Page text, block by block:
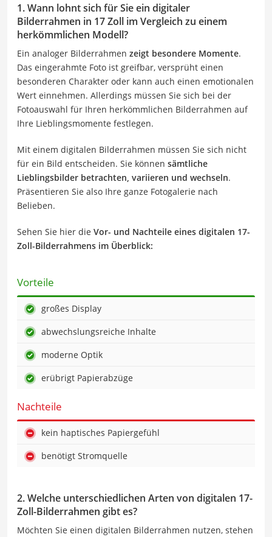
1. Wann lohnt sich für Sie ein digitaler
Bilderrahmen in 17 Zoll im Vergleich zu einem
herkömmlichen Modell?
Ein analoger Bilderrahmen zeigt besondere Momente.
Das eingerahmte Foto ist greifbar, versprüht einen
besonderen Charakter oder kann auch einen emotionalen
Wert einnehmen. Allerdings müssen Sie sich bei der
Fotoauswahl für Ihren herkömmlichen Bilderrahmen auf
Ihre Lieblingsmomente festlegen.
Mit einem digitalen Bilderrahmen müssen Sie sich nicht
für ein Bild entscheiden. Sie können sämtliche
Lieblingsbilder betrachten , variieren und wechseln.
Präsentieren Sie also Ihre ganze Fotogalerie nach
Belieben.
Sehen Sie hier die Vor- und Nachteile eines digitalen 17-
Zoll-Bilderrahmens im Überblick:
Vorteile
großes Display
abwechslungsreiche Inhalte
moderne Optik
erübrigt Papierabzüge
Nachteile
kein haptisches Papiergefühl
benötigt Stromquelle
2. Welche unterschiedlichen Arten von digitalen 17-
Zoll-Bilderrahmen gibt es?
Möchten Sie einen digitalen Bilderrahmen nutzen, stehen